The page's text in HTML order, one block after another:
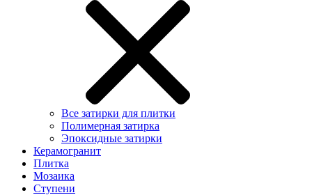
Все затирки для плитки
Полимерная затирка
Эпоксидные затирки
Керамогранит
Плитка
Мозаика
Ступени